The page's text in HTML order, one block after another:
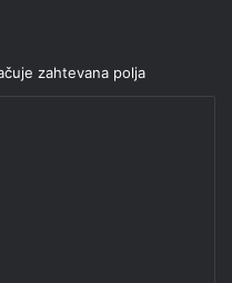
zahtevana polja